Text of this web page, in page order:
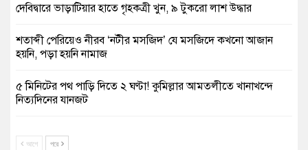
দেবিদ্বারে ভাড়াটিয়ার হাতে গৃহকত্রী খুন, ৯ টুকরো লাশ উদ্ধার
শতাব্দী পেরিয়েও নীরব ‘নটীর মসজিদ’ যে মসজিদে কখনো আজান
হয়নি, পড়া হয়নি নামাজ
৫ মিনিটের পথ পাড়ি দিতে ২ ঘণ্টা! কুমিল্লার আমতলীতে খানাখন্দে
নিত্যদিনের যানজট
আগে পরে